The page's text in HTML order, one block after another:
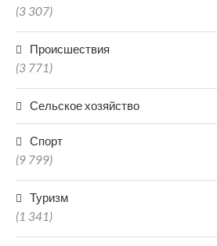
(3 307)
Происшествия
(3 771)
Сельское хозяйство
Спорт
(9 799)
Туризм
(1 341)